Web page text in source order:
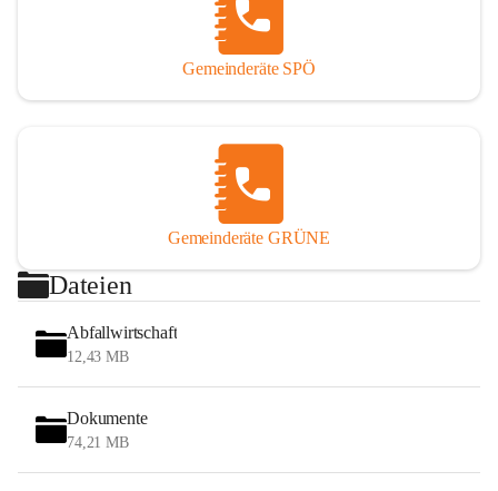
Gemeinderäte SPÖ
Gemeinderäte GRÜNE
Dateien
Abfallwirtschaft
12,43 MB
Dokumente
74,21 MB